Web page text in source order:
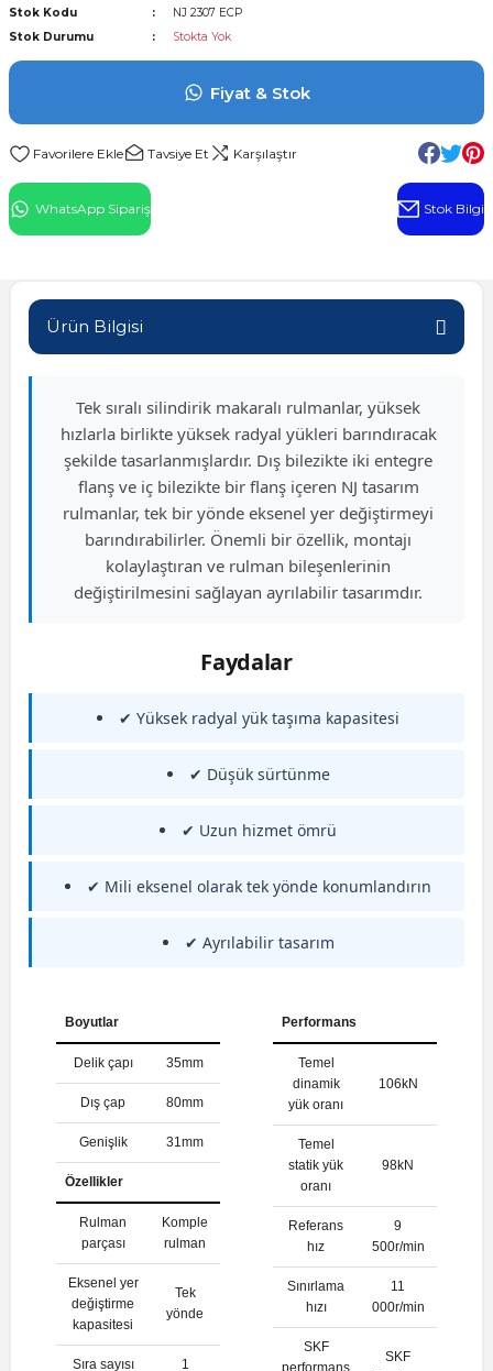
Rulman
Stok Kodu
NJ 2307 ECP
Stok Durumu
Stokta Yok
Fiyat & Stok
Tavsiye Et Karşılaştır
WhatsApp Sipariş Stok Bilgi
Ürün Bilgisi
Tek sıralı silindirik makaralı rulmanlar, yüksek
hızlarla birlikte yüksek radyal yükleri barındıracak
şekilde tasarlanmışlardır. Dış bilezikte iki entegre
flanş ve iç bilezikte bir flanş içeren NJ tasarım
rulmanlar, tek bir yönde eksenel yer değiştirmeyi
barındırabilirler. Önemli bir özellik, montajı
kolaylaştıran ve rulman bileşenlerinin
değiştirilmesini sağlayan ayrılabilir tasarımdır.
Faydalar
✔ Yüksek radyal yük taşıma kapasitesi
✔ Düşük sürtünme
✔ Uzun hizmet ömrü
✔ Mili eksenel olarak tek yönde konumlandırın
✔ Ayrılabilir tasarım
Boyutlar
Delik çapı 35mm
Dış çap 80mm
Genişlik 31mm
Özellikler
Rulman
parçası
Komple
rulman
Eksenel yer
değiştirme
kapasitesi
Tek
yönde
Sıra sayısı 1
Performans
Temel
dinamik
yük oranı
106kN
Temel
statik yük
oranı
98kN
Referans
hız
9
500r/min
Sınırlama
hızı
11
000r/min
SKF
performans
SKF